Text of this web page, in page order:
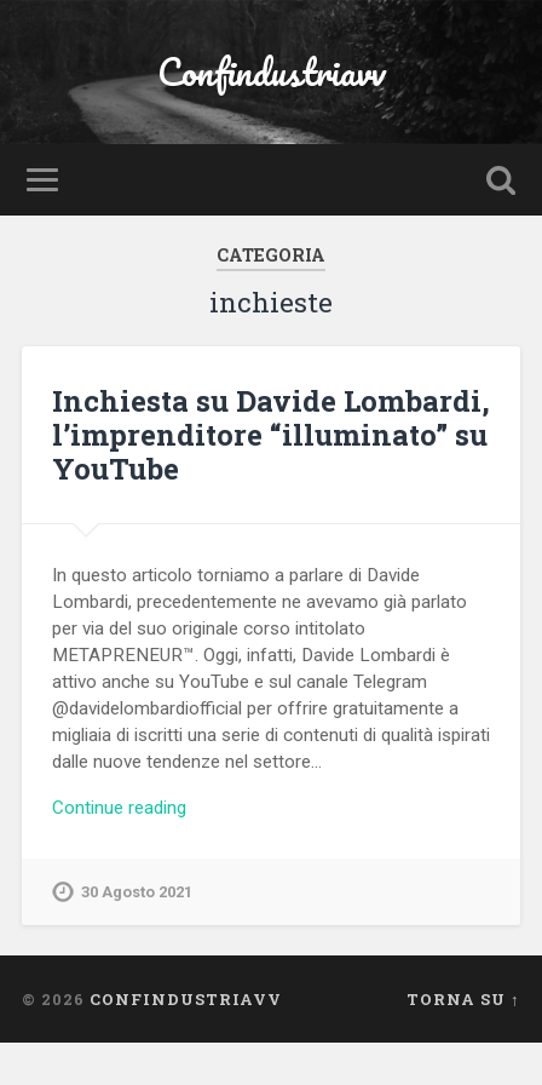
Confindustriavv
CATEGORIA
inchieste
Inchiesta su Davide Lombardi,
l’imprenditore “illuminato” su
YouTube
In questo articolo torniamo a parlare di Davide
Lombardi, precedentemente ne avevamo già parlato
per via del suo originale corso intitolato
METAPRENEUR™. Oggi, infatti, Davide Lombardi è
attivo anche su YouTube e sul canale Telegram
@davidelombardiofficial per offrire gratuitamente a
migliaia di iscritti una serie di contenuti di qualità ispirati
dalle nuove tendenze nel settore…
Continue reading
30 Agosto 2021
© 2026 CONFINDUSTRIAVV TORNA SU ↑